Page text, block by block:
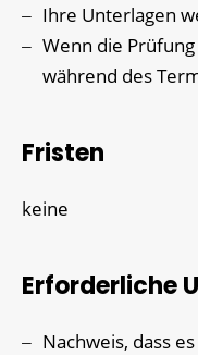
Ihre Unterlagen
Wenn die
während des
Fristen
keine
Erforderliche
Nachweis, dass